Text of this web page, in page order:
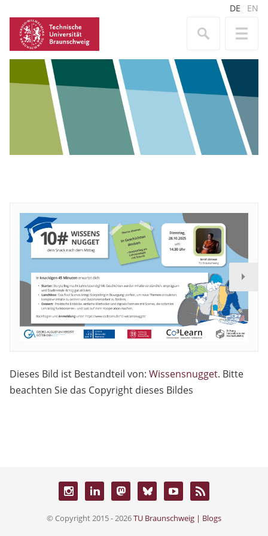
DE EN
Dieses Bild ist Bestandteil von: Wissensnugget. Bitte
beachten Sie das Copyright dieses Bildes
© Copyright 2015 - 2026TU Braunschweig | Blogs